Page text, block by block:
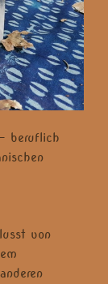
beruflich
von